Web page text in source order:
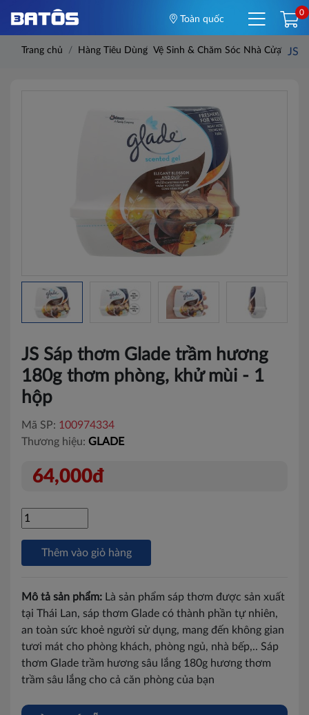
Toàn quốc
0
Trang chủ Hàng Tiêu Dùng Vệ Sinh & Chăm Sóc Nhà Cửa JS
JS Sáp thơm Glade trầm hương
180g thơm phòng, khử mùi - 1
hộp
Mã SP: 100974334
Thương hiệu: GLADE
64,000đ
Thêm vào giỏ hàng
Mô tả sản phẩm: Là sản phẩm sáp thơm được sản xuất
tại Thái Lan, sáp thơm Glade có thành phần tự nhiên,
an toàn sức khoẻ người sử dụng, mang đến không gian
tươi mát cho phòng khách, phòng ngủ, nhà bếp,.. Sáp
thơm Glade trầm hương sâu lắng 180g hương thơm
trầm sâu lắng cho cả căn phòng của bạn